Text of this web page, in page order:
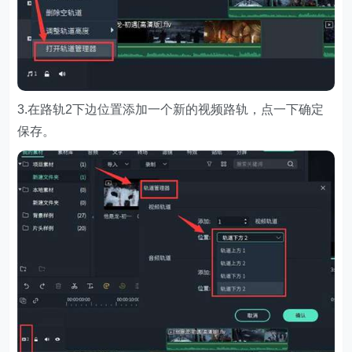
3.在路轨2下边位置添加一个新的视频路轨，点一下确定
保存。